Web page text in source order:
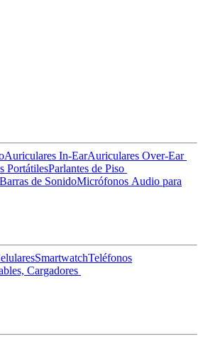
Auriculares In-EarAuriculares Over-Ear
PortátilesParlantes de Piso
Barras de SonidoMicrófonos Audio para
SmartwatchTeléfonos
Cargadores